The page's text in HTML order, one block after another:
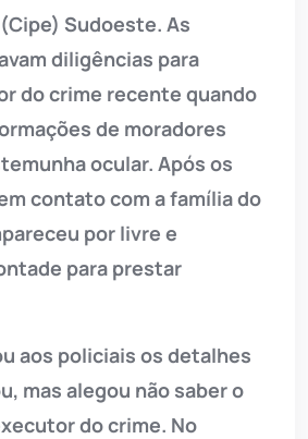
Sudoeste. As
diligências para
do crime recente quando
de moradores
ocular. Após os
contato com a família do
por livre e
para prestar
aos policiais os detalhes
mas alegou não saber o
do crime. No